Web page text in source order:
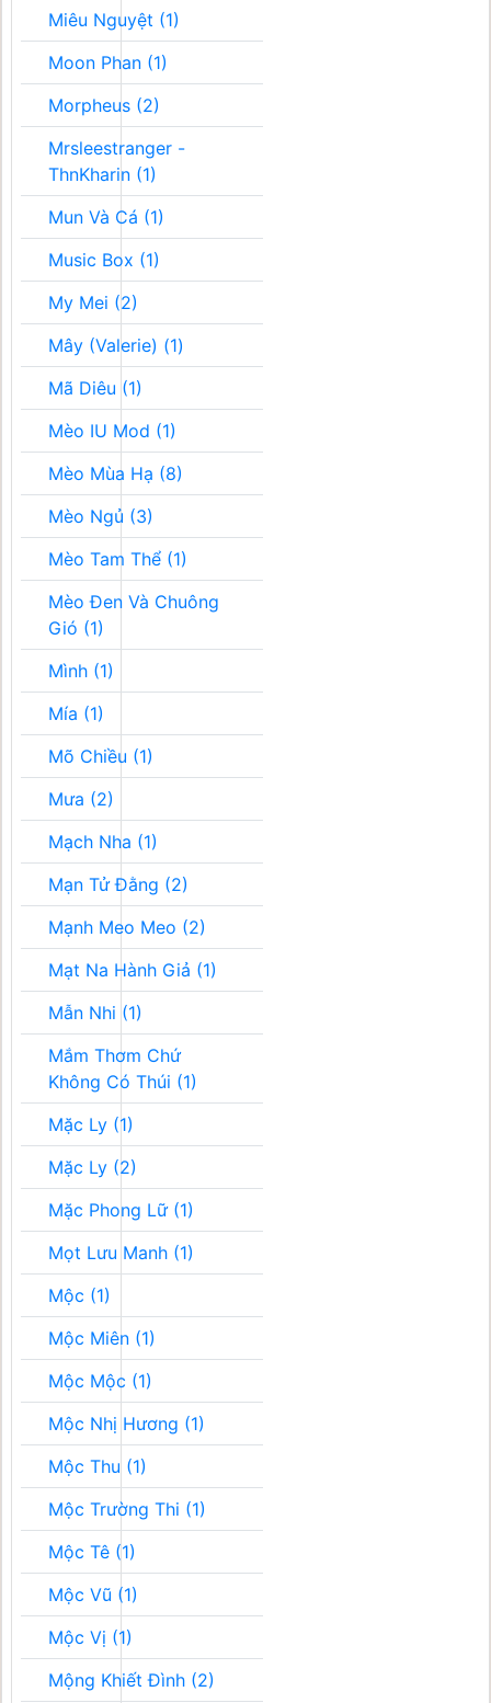
Miêu Nguyệt (1)
Moon Phan (1)
Morpheus (2)
Mrsleestranger -
ThnKharin (1)
Mun Và Cá (1)
Music Box (1)
My Mei (2)
Mây (Valerie) (1)
Mã Diêu (1)
Mèo IU Mod (1)
Mèo Mùa Hạ (8)
Mèo Ngủ (3)
Mèo Tam Thể (1)
Mèo Đen Và Chuông
Gió (1)
Mình (1)
Mía (1)
Mõ Chiều (1)
Mưa (2)
Mạch Nha (1)
Mạn Tử Đằng (2)
Mạnh Meo Meo (2)
Mạt Na Hành Giả (1)
Mẫn Nhi (1)
Mắm Thơm Chứ
Không Có Thúi (1)
Mặc Ly (1)
Mặc Ly (2)
Mặc Phong Lữ (1)
Mọt Lưu Manh (1)
Mộc (1)
Mộc Miên (1)
Mộc Mộc (1)
Mộc Nhị Hương (1)
Mộc Thu (1)
Mộc Trường Thi (1)
Mộc Tê (1)
Mộc Vũ (1)
Mộc Vị (1)
Mộng Khiết Đình (2)